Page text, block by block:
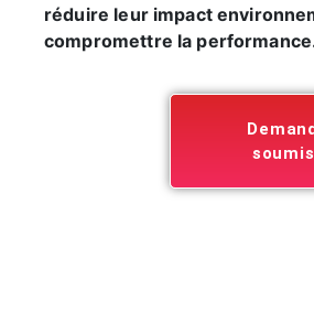
réduire leur impact
compromettre la